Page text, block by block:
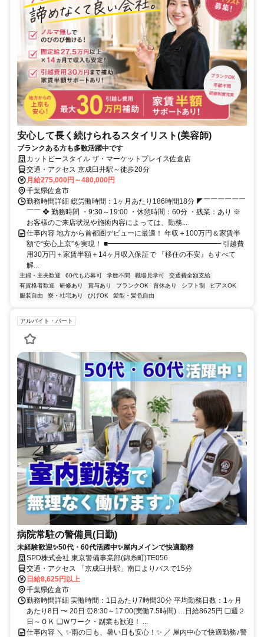
安心して長く続けられるスタイリスト(美容師)
ブランクある方も多数活躍中です
カットビースタイル ザ・マーケットプレイス佐倉店
交通・アクセス 京成臼井駅～徒歩20分
月給275,000円～480,000円
千葉県佐倉市
勤務時間詳細 総労働時間：1ヶ月あたり186時間18分 ◤￣￣￣￣￣￣
￣￣ ❖ 勤務時間 ・9:30～19:00 ・休憩時間：60分 ・残業：あり ※
お客様のご来店状況や施術内容によっては、勤務...
仕事内容 地方から首都圏デビューに最適！ 年収＋100万円＆家賃半
額で“安心上京”を実現！ ■━━━━━━━━━━━━━━━━ 引越費
用30万円＋家賃半額＋14ヶ月収入保証で 『移住の不安』もすべて
解...
主婦・主夫歓迎 60代も応募可 学歴不問 職場見学可
交通費全額支給
有資格者歓迎
研修あり 賞与あり ブランクOK 育休あり シフト制
ピアスOK
服装自由
寮・社宅あり ひげOK 髪型・髪色自由
アルバイト・パート
病院常駐の警備員(日勤)
未経験歓迎✨50代・60代活躍中✨屋内メインで快適勤務
SPD株式会社 東京警備事業部(錦糸町)TE056
交通・アクセス 「京成臼井駅」南口よりバスで15分
日給8,625円以上
千葉県佐倉市
勤務時間詳細 実働時間：1日あたり7時間30分 平均勤務日数：1ヶ月
あたり8日 〜 20日 ⏰8:30～17:00(実働7.5時間) …日給8625円 ❏週２
日～ＯＫ ❏Ｗワーク・副業も歓迎！ ...
仕事内容 ＼ ✨雨の日も、暑い日も安心！✨ ／ 屋内中心で快適勤務♪警